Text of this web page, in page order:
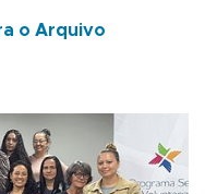
o Arquivo